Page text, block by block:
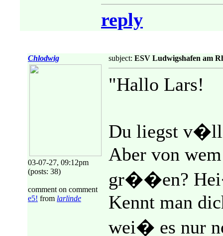
reply
Chlodwig
03-07-27, 09:12pm
(posts: 38)
comment on comment
e5! from larlinde
subject: ESV Ludwigshafen am
"Hallo Lars!
Du liegst
Aber von
gr��en?
Kennt man
wei� es nur